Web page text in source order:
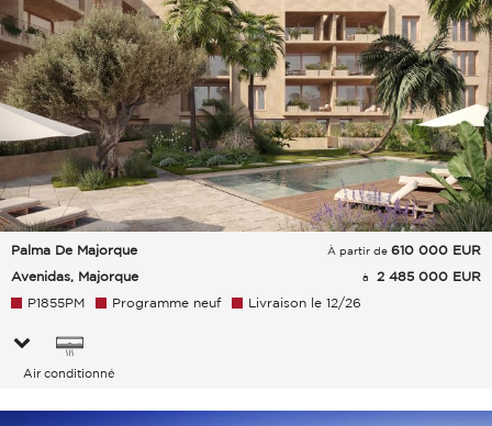
Palma De Majorque
Avenidas, Majorque
À partir de 610 000 EUR
à
2 485 000 EUR
P1855PM
Programme neuf Livraison le 12/26
Air conditionné